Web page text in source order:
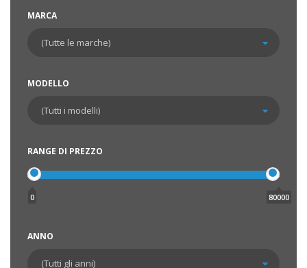
MARCA
MODELLO
RANGE DI PREZZO
0 80000
ANNO